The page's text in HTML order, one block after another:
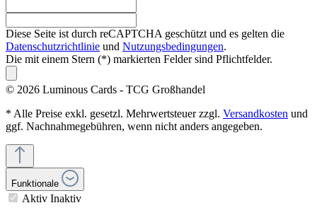
Diese Seite ist durch reCAPTCHA geschützt und es gelten die
Datenschutzrichtlinie und Nutzungsbedingungen.
Die mit einem Stern (*) markierten Felder sind Pflichtfelder.
© 2026 Luminous Cards - TCG Großhandel
* Alle Preise exkl. gesetzl. Mehrwertsteuer zzgl. Versandkosten und
ggf. Nachnahmegebühren, wenn nicht anders angegeben.
Funktionale
Aktiv Inaktiv